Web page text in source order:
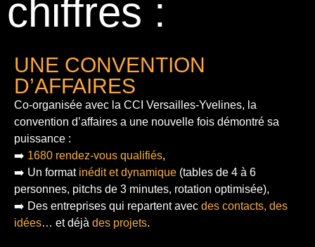
chiffres :
UNE CONVENTION
D’AFFAIRES
Co-organisée avec la CCI Versailles-Yvelines, la
convention d’affaires a une nouvelle fois démontré sa
puissance :
➡️ 1680 rendez-vous qualifiés,
➡️ Un format inédit et dynamique (tables de 4 à 6
personnes, pitchs de 3 minutes, rotation optimisée),
➡️ Des entreprises qui repartent avec des contacts, des
idées… et déjà des projets.